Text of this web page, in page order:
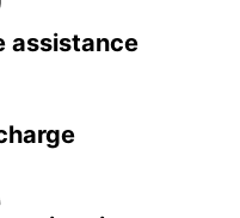
assistance